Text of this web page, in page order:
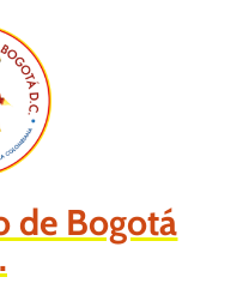
de Bogotá